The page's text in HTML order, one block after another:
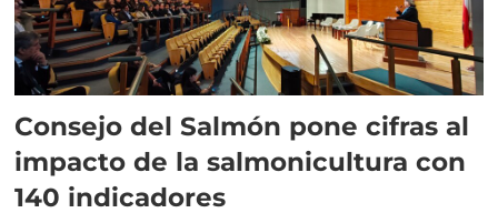
Consejo del Salmón pone cifras al
impacto de la salmonicultura con
140 indicadores